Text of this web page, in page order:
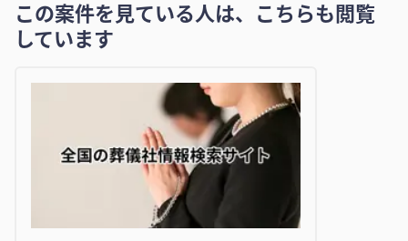
この案件を見ている人は、こちらも閲覧
しています